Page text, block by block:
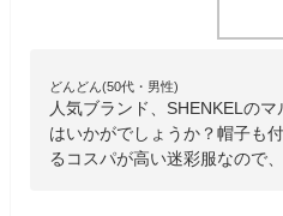
どんどん(50代・男性)
人気ブランド、SHENKELの
はいかがでしょうか？帽子も
るコスパが高い迷彩服なので